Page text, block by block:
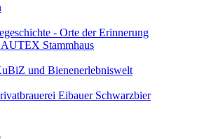
- Orte der Erinnerung
Stammhaus
und Bienenerlebniswelt
Eibauer Schwarzbier